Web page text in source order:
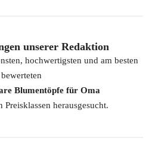
unserer Redaktion
hochwertigsten und am besten
bewerteten
Blumentöpfe für Oma
Preisklassen herausgesucht.